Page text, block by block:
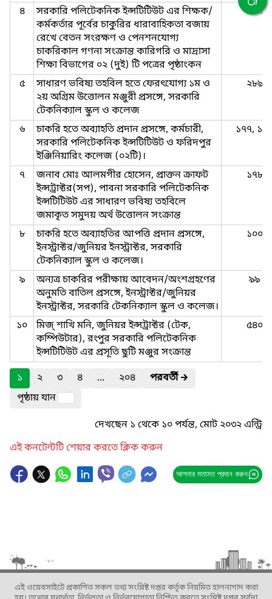
৪
সরকারি পলিটেকনিক ইন্সটিটিউট এর শিক্ষক/
কর্মকর্তার পূর্বের চাকুরির ধারাবাহিকতা বজায়
রেখে বেতন সংরক্ষণ ও পেনশনযোগ্য
চাকরিকাল গণনা সংক্রান্ত কারিগরি ও মাদ্রাসা
শিক্ষা বিভাগের ০২ (দুই) টি পত্রের পৃষ্ঠাংকন
৫৯৬
৫
সাধারণ ভবিষ্য তহবিল হতে ফেরৎযোগ্য ১ম ও
২য় অগ্রিম উত্তোলন মঞ্জুরী প্রসঙ্গে, সরকারি
টেকনিক্যাল স্কুল ও কলেজ
২৮৯
৬
চাকরি হতে অব্যাহতি প্রদান প্রসঙ্গে, কর্মচারী,
সরকারি পলিটেকনিক ইন্সটিটিউট ও ফরিদপুর
ইঞ্জিনিয়ারিং কলেজ (০২টি)।
১৭৭,
৭
জনাব মোঃ আলমগীর হোসেন, প্রাক্তন ক্রাফট
ইন্সট্রাক্টর(সপ), পাবনা সরকারি পলিটেকনিক
ইন্সটিটিউট এর সাধারণ ভবিষ্য তহবিলে
জমাকৃত সমুদয় অর্থ উত্তোলন সংক্রান্ত
১৭৮
৮
চাকরি হতে অব্যাহতির আপত্তি প্রদান প্রসঙ্গে,
ইনস্ট্রাক্টর/জুনিয়র ইনস্ট্রাক্টর, সরকারি
টেকনিক্যাল স্কুল ও কলেজ।
১০০
৯
অন্যত্র চাকরির পরীক্ষায় আবেদন/অংশগ্রহণের
অনুমতি বাতিল প্রসঙ্গে, ইনস্ট্রাক্টর/জুনিয়র
ইনস্ট্রাক্টর, সরকারি টেকনিক্যাল স্কুল ও কলেজ।
৯৯
১০
মিজ্ শাখি মনি, জুনিয়র ইন্সট্রাক্টর (টেক,
কম্পিউটার), রংপুর সরকারি পলিটেকনিক
ইন্সটিটিউট এর প্রসূতি ছুটি মঞ্জুর সংক্রান্ত
৫৪০
১ ২ ৩ ৪ ... ২০৪ পরবর্তী🡲
পৃষ্ঠায় যান
দেখছেন ১ থেকে ১০ পর্যন্ত, মোট ২০৩২ এন্ট্রি
এই কনটেন্টটি শেয়ার করতে ক্লিক করুন
আপনার মতামত প্রদান করুন
এই ওয়েবসাইটে প্রকাশিত সকল তথ্য সংশ্লিষ্ট দপ্তর কর্তৃক নিয়মিত হালনাগাদ করা